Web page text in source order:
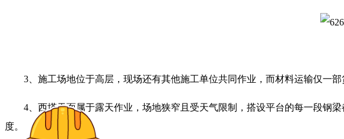
3、施工场地位于高层，现场还有其他施工单位共同作业，而材料运输仅一
4、西塔天面属于露天作业，场地狭窄且受天气限制，搭设平台的每一段钢
度。